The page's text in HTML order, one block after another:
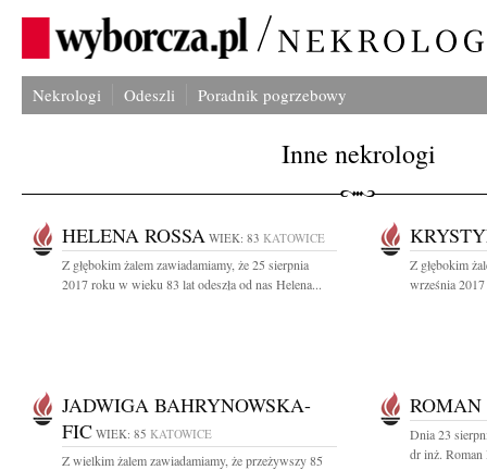
Nekrologi Odeszli Poradnik pogrzebowy
Inne nekrologi
HELENA ROSSA WIEK: 83 KATOWICE
Z głębokim żalem zawiadamiamy, że 25 sierpnia
2017 roku w wieku 83 lat odeszła od nas Helena...
Z głębokim
września
JADWIGA BAHRYNOWSKA-
FIC WIEK: 85 KATOWICE
Z wielkim żalem zawiadamiamy, że przeżywszy 85
Dnia 23
dr inż. Roman